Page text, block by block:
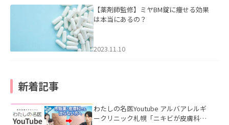
【薬剤師監修】ミヤBM錠に痩せる効果
は本当にあるの？
2023.11.10
新着記事
わたしの名医Youtube アルバアレルギ
ークリニック札幌「ニキビが皮膚科で